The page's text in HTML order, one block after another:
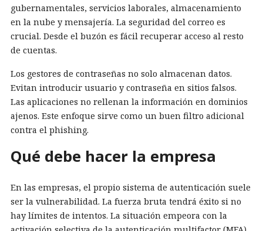
gubernamentales, servicios laborales, almacenamiento
en la nube y mensajería. La seguridad del correo es
crucial. Desde el buzón es fácil recuperar acceso al resto
de cuentas.
Los gestores de contraseñas no solo almacenan datos.
Evitan introducir usuario y contraseña en sitios falsos.
Las aplicaciones no rellenan la información en dominios
ajenos. Este enfoque sirve como un buen filtro adicional
contra el phishing.
Qué debe hacer la empresa
En las empresas, el propio sistema de autenticación suele
ser la vulnerabilidad. La fuerza bruta tendrá éxito si no
hay límites de intentos. La situación empeora con la